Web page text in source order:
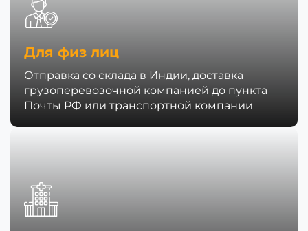
Для физ лиц
Отправка со склада в Индии, доставка
грузоперевозочной компанией до пункта
Почты РФ или транспортной компании